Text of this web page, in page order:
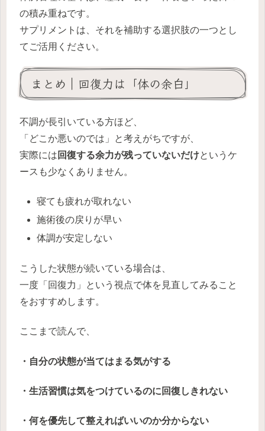
の積み重ねです。
サプリメントは、それを補助する選択肢の一つとし
てご活用ください。
まとめ｜回復力は「体の余白」
不調が長引いている方ほど、
「どこか悪いのでは」と考えがちですが、
実際には 回復する余力が残っていないだけというケ
ースも少なくありません。
寝ても疲れが取れない
施術後の戻りが早い
体調が安定しない
こうした状態が続いている場合は、
一度「回復力」という視点で体を見直してみること
をおすすめします。
ここまで読んで、
・自分の状態が当てはまる気がする
・生活習慣は気をつけているのに回復しきれない
・何を優先して整えればいいのか分からない